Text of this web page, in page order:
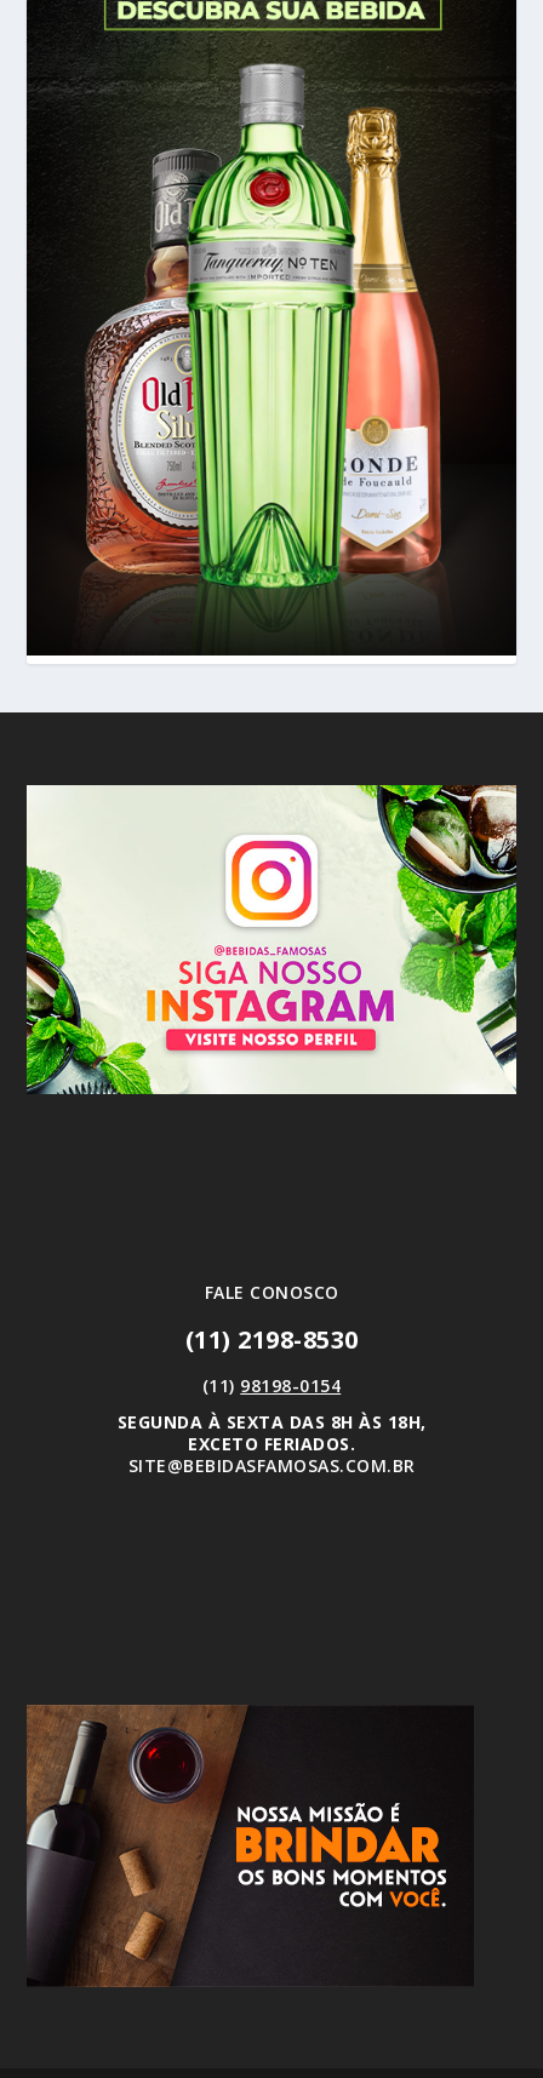
FALE CONOSCO
(11) 2198-8530
(11) 98198-0154
SEGUNDA À SEXTA DAS 8H ÀS 18H,
EXCETO FERIADOS.
SITE@BEBIDASFAMOSAS.COM.BR